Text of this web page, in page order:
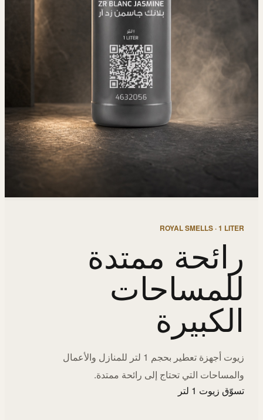
ROYAL SMELLS · 1 LITER
رائحة ممتدة
للمساحات
الكبيرة
زيوت أجهزة تعطير بحجم 1 لتر للمنازل والأعمال
والمساحات التي تحتاج إلى رائحة ممتدة.
تسوّق زيوت 1 لتر